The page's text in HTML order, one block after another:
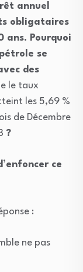
annuel
obligataires
ans. Pourquoi
se
des
le taux
les 5,69 %
de Décembre
?
ce
:
ne pas